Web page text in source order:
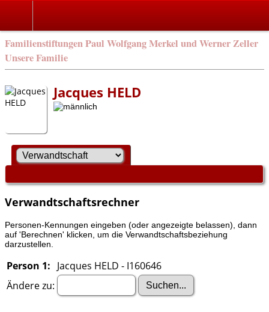
Familienstiftungen Paul Wolfgang Merkel und Werner Zeller
Unsere Familie
Jacques HELD
Verwandtschaftsrechner
Personen-Kennungen eingeben (oder angezeigte belassen), dann
auf 'Berechnen' klicken, um die Verwandtschaftsbeziehung
darzustellen.
Person 1: Jacques HELD - I160646
Ändere zu: